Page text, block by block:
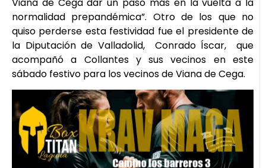
normalidad prepandémica”. Otro de los que no
quiso perderse esta festividad fue el presidente de
la Diputación de Valladolid, Conrado Íscar, que
acompañó a Collantes y sus vecinos en este
sábado festivo para los vecinos de Viana de Cega.